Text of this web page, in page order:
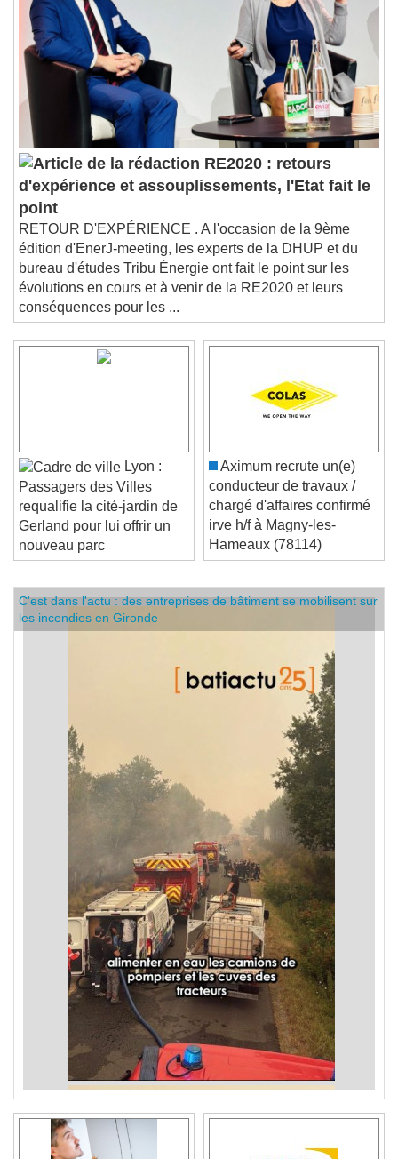
RE2020 : retours
d'expérience et assouplissements, l'Etat fait le
point
RETOUR D'EXPÉRIENCE . A l'occasion de la 9ème
édition d'EnerJ-meeting, les experts de la DHUP et du
bureau d'études Tribu Énergie ont fait le point sur les
évolutions en cours et à venir de la RE2020 et leurs
conséquences pour les ...
Lyon :
Passagers des Villes
requalifie la cité-jardin de
Gerland pour lui offrir un
nouveau parc
Aximum recrute un(e)
conducteur de travaux /
chargé d'affaires confirmé
irve h/f à Magny-les-
Hameaux (78114)
C'est dans l'actu : des entreprises de bâtiment se mobilisent sur
les incendies en Gironde